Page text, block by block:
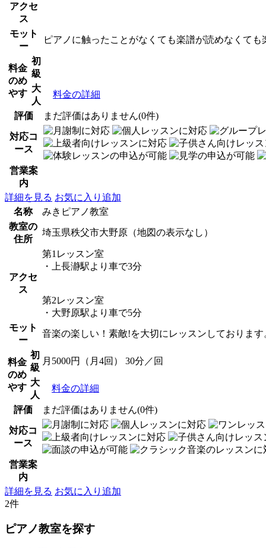
アクセ
ス
モット
ー
ピアノに触ったことがなくても楽譜が読めなくて
料金
のめ
やす
初
級
大
人
料金の詳細
評価 まだ評価はありません(0件)
対応コ
ース
営業案
内
詳細を見る お気に入り追加
名称
みきピアノ教室
教室の
住所
埼玉県秩父市大野原（地図の表示なし）
アクセ
ス
第1レッスン室
・上長瀞駅より車で3分
第2レッスン室
・大野原駅より車で5分
モット
ー
音楽の楽しい！素敵!を大切にレッスンしております
料金
のめ
やす
初
級
月5000円（月4回） 30分／回
大
人
料金の詳細
評価 まだ評価はありません(0件)
対応コ
ース
営業案
内
詳細を見る お気に入り追加
2件
ピアノ教室を探す